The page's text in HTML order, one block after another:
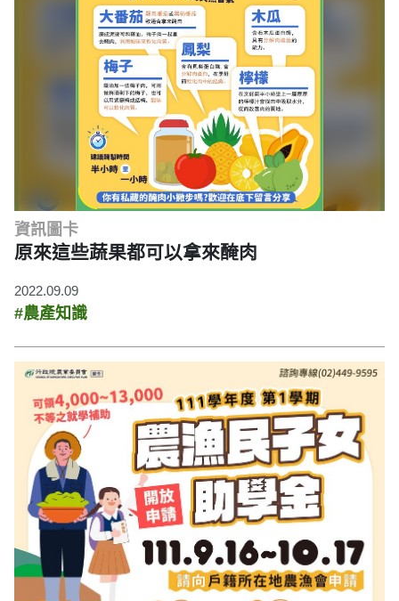
資訊圖卡
原來這些蔬果都可以拿來醃肉
2022.09.09
#農產知識